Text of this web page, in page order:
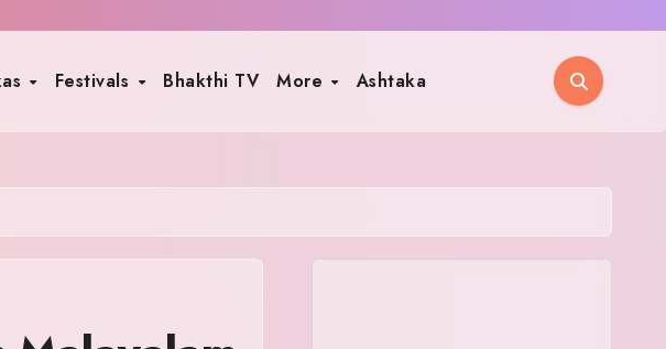
Festivals Bhakthi TV More Ashtaka